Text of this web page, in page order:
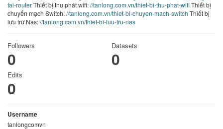
tai-routerThiết bị thu phát wifi://tanlong.com.vn/thiet-bi-thu-phat-wifiThiết bị
chuyển mạch Switch://tanlong.com.vn/thiet-bi-chuyen-mach-switch Thiết bị
lưu trữ Nas://tanlong.com.vn/thiet-bi-luu-tru-nas
Followers
0
Datasets
0
Edits
0
Username
tanlongcomvn